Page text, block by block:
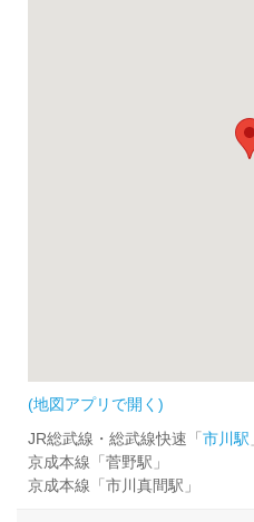
(地図アプリで開く)
JR総武線・総武線快速「 市川駅
京成本線「菅野駅」
京成本線「市川真間駅」